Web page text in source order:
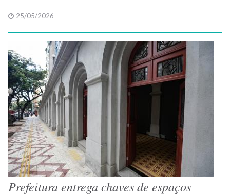
25/05/2026
Prefeitura entrega chaves de espaços